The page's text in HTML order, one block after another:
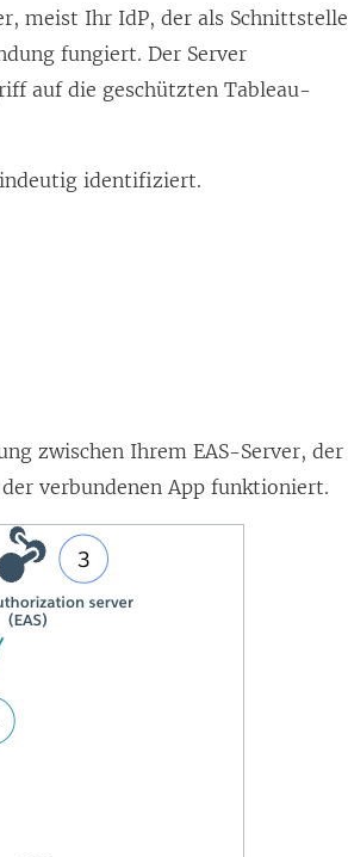
meist Ihr IdP, der als Schnittstelle
fungiert. Der Server
auf die geschützten Tableau-
identifiziert.
zwischen Ihrem EAS-Server, der
verbundenen App funktioniert.